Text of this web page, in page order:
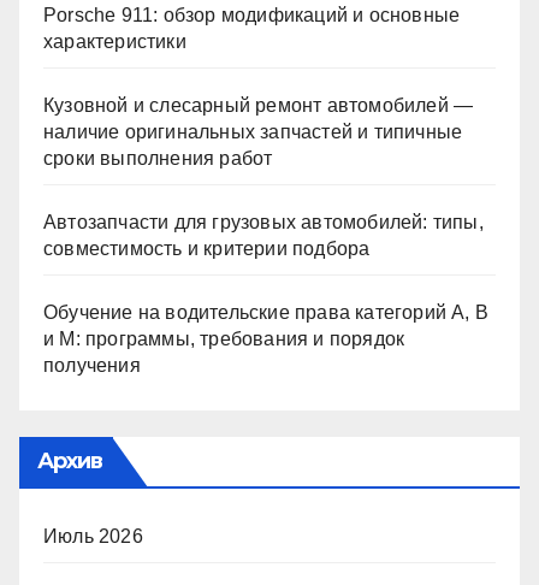
Porsche 911: обзор модификаций и основные
характеристики
Кузовной и слесарный ремонт автомобилей —
наличие оригинальных запчастей и типичные
сроки выполнения работ
Автозапчасти для грузовых автомобилей: типы,
совместимость и критерии подбора
Обучение на водительские права категорий A, B
и M: программы, требования и порядок
получения
Архив
Июль 2026